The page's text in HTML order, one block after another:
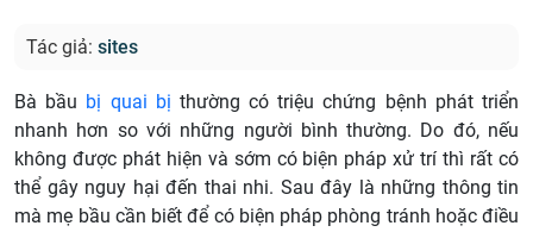
Tác giả: sites
Bà bầu bị quai bị thường có triệu chứng bệnh phát triển
nhanh hơn so với những người bình thường. Do đó, nếu
không được phát hiện và sớm có biện pháp xử trí thì rất có
thể gây nguy hại đến thai nhi. Sau đây là những thông tin
mà mẹ bầu cần biết để có biện pháp phòng tránh hoặc điều